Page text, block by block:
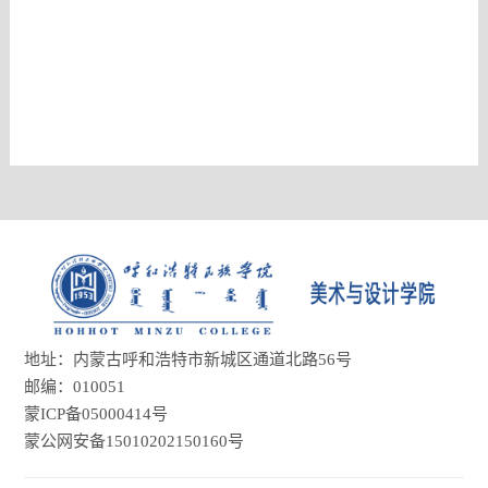
地址：内蒙古呼和浩特市新城区通道北路56号
邮编：010051
蒙ICP备05000414号
蒙公网安备15010202150160号